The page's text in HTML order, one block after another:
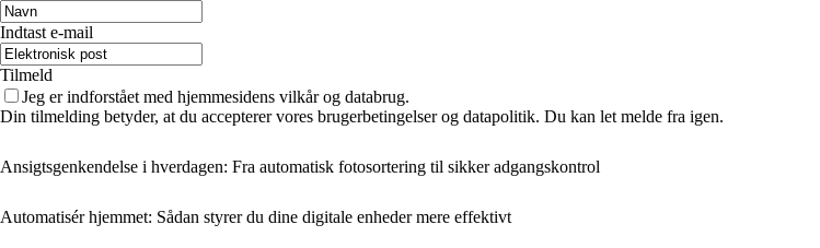
Indtast e-mail
Tilmeld
Jeg er indforstået med hjemmesidens vilkår og databrug.
Din tilmelding betyder, at du accepterer vores brugerbetingelser og datapolitik. Du kan let melde fra igen.
Ansigtsgenkendelse i hverdagen: Fra automatisk fotosortering til sikker adgangskontrol
Automatisér hjemmet: Sådan styrer du dine digitale enheder mere effektivt